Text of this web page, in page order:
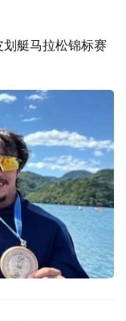
艇马拉松锦标赛